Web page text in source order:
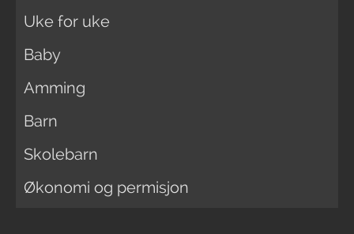
Uke for uke
Baby
Amming
Barn
Skolebarn
Økonomi og permisjon